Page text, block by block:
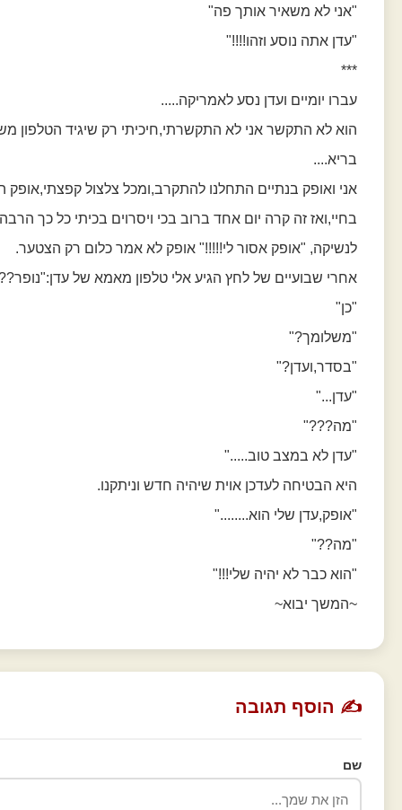
"אני לא משאיר אותך פה"
"עדן אתה נוסע וזהו!!!!"
***
עברו יומיים ועדן נסע לאמריקה.....
הוא לא התקשר אני לא התקשרתי,חיכיתי רק שיגיד הטלפון
בריא....
אני ואופק בנתיים התחלנו להתקרב,ומכל צלצול קפצתי,אופק
בחיי,ואז זה קרה יום אחד ברוב בכי ויסרוים בכיתי כל כך
לנשיקה, "אופק אסור לי!!!!!" אופק לא אמר כלום רק הצטער.
אחרי שבועיים של לחץ הגיע אלי טלפון מאמא של
"כן"
"משלומך?"
"בסדר,ועדן?"
"עדן..."
"מה???"
"עדן לא במצב טוב....."
היא הבטיחה לעדכן אוית שיהיה חדש וניתקנו.
"אופק,עדן שלי הוא........"
"מה??"
"הוא כבר לא יהיה שלי!!!"
~המשך יבוא~
✍️ הוסף תגובה
שם